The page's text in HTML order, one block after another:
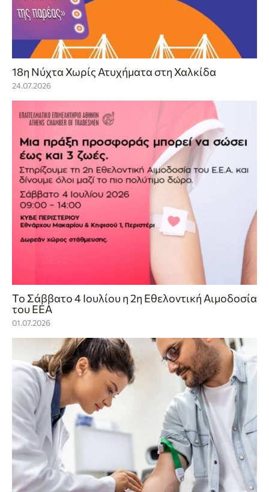
18η Νύχτα Χωρίς Ατυχήματα στη Χαλκίδα
24.07.2026
Το Σάββατο 4 Ιουλίου η 2η Εθελοντική Αιμοδοσία
του ΕΕΑ
01.07.2026